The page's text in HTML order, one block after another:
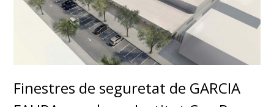
Finestres de seguretat de GARCIA